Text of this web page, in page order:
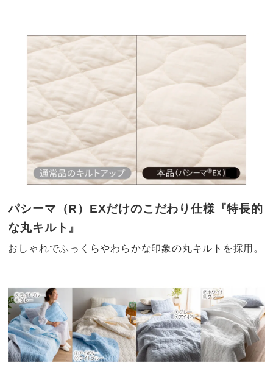
パシーマ（R）EXだけのこだわり仕様『特長的
な丸キルト』
おしゃれでふっくらやわらかな印象の丸キルトを採用。